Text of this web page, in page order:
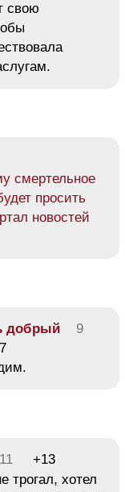
свою
смертельное
просить
новостей
добрый
9
+13
трогал, хотел